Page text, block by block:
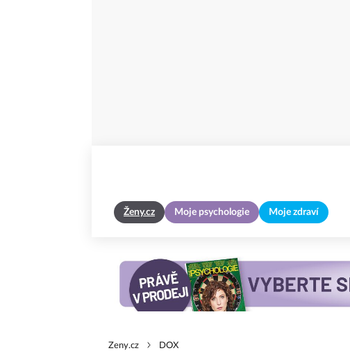
Ženy.cz Moje psychologie Moje zdraví
Zeny.cz DOX